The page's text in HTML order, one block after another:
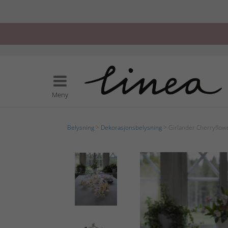
Meny
Belysning Dekorasjonsbelysning > Girlander